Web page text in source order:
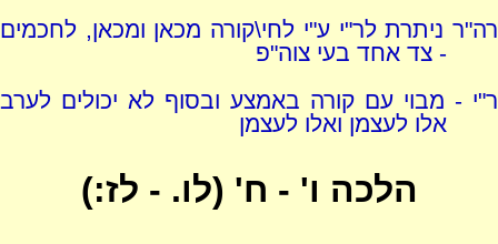
רה"ר ניתרת לר"י ע"י לחי\קורה מכאן ומכאן, לחכמים
- צד אחד בעי צוה"פ
ר"י - מבוי עם קורה באמצע ובסוף לא יכולים לערב
אלו לעצמן ואלו לעצמן
הלכה ו' - ח' (לו. - לז:)